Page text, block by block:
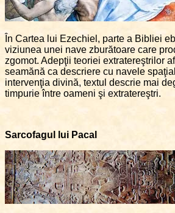
În Cartea lui Ezechiel, parte a Bibliei
viziunea unei nave zburătoare care
zgomot. Adepţii teoriei extratereştrilor
seamănă ca descriere cu navele
intervenţia divină, textul descrie mai
timpurie între oameni şi extratereştri.
Sarcofagul lui Pacal